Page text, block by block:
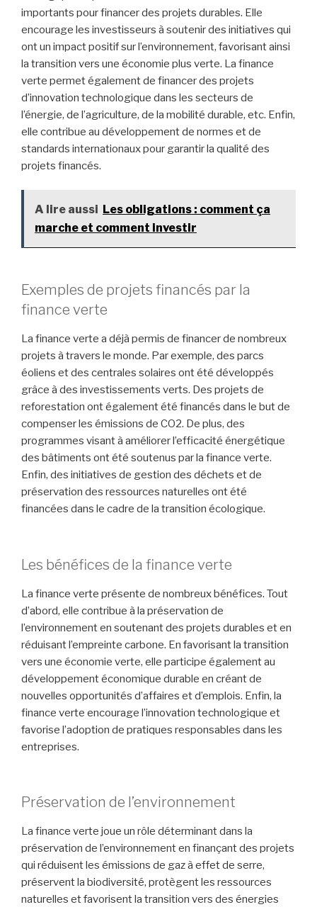
importants pour financer des projets durables. Elle
encourage les investisseurs à soutenir des initiatives qui
ont un impact positif sur l’environnement, favorisant ainsi
la transition vers une économie plus verte. La finance
verte permet également de financer des projets
d’innovation technologique dans les secteurs de
l’énergie, de l’agriculture, de la mobilité durable, etc. Enfin,
elle contribue au développement de normes et de
standards internationaux pour garantir la qualité des
projets financés.
A lire aussi Les obligations : comment ça
marche et comment investir
Exemples de projets financés par la
finance verte
La finance verte a déjà permis de financer de nombreux
projets à travers le monde. Par exemple, des parcs
éoliens et des centrales solaires ont été développés
grâce à des investissements verts. Des projets de
reforestation ont également été financés dans le but de
compenser les émissions de CO2. De plus, des
programmes visant à améliorer l’efficacité énergétique
des bâtiments ont été soutenus par la finance verte.
Enfin, des initiatives de gestion des déchets et de
préservation des ressources naturelles ont été
financées dans le cadre de la transition écologique.
Les bénéfices de la finance verte
La finance verte présente de nombreux bénéfices. Tout
d’abord, elle contribue à la préservation de
l’environnement en soutenant des projets durables et en
réduisant l’empreinte carbone. En favorisant la transition
vers une économie verte, elle participe également au
développement économique durable en créant de
nouvelles opportunités d’affaires et d’emplois. Enfin, la
finance verte encourage l’innovation technologique et
favorise l’adoption de pratiques responsables dans les
entreprises.
Préservation de l’environnement
La finance verte joue un rôle déterminant dans la
préservation de l’environnement en finançant des projets
qui réduisent les émissions de gaz à effet de serre,
préservent la biodiversité, protègent les ressources
naturelles et favorisent la transition vers des énergies